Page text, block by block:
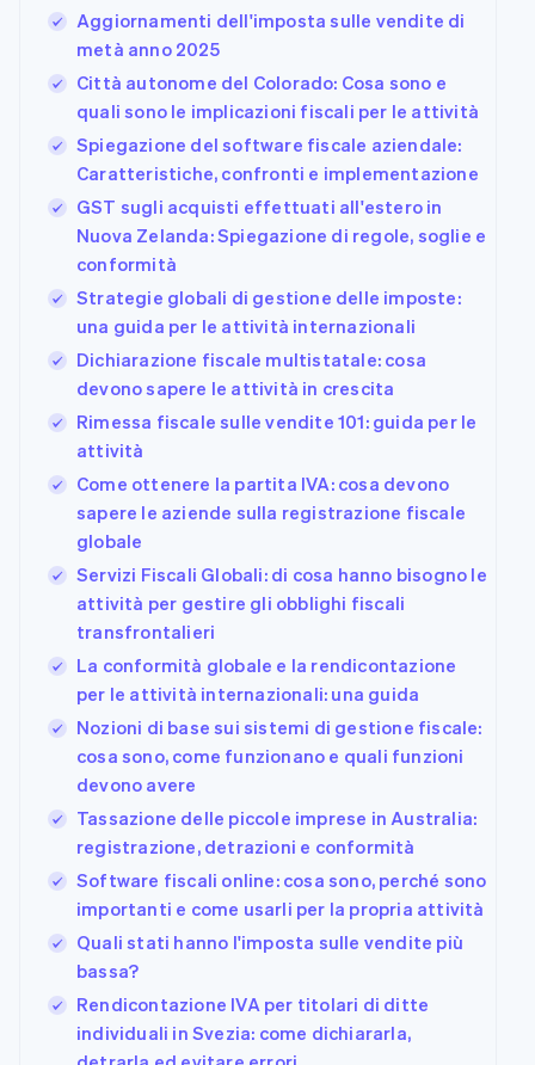
Aggiornamenti dell'imposta sulle vendite di
metà anno 2025
Città autonome del Colorado: Cosa sono e
quali sono le implicazioni fiscali per le attività
Spiegazione del software fiscale aziendale:
Caratteristiche, confronti e implementazione
GST sugli acquisti effettuati all'estero in
Nuova Zelanda: Spiegazione di regole, soglie e
conformità
Strategie globali di gestione delle imposte:
una guida per le attività internazionali
Dichiarazione fiscale multistatale: cosa
devono sapere le attività in crescita
Rimessa fiscale sulle vendite 101: guida per le
attività
Come ottenere la partita IVA: cosa devono
sapere le aziende sulla registrazione fiscale
globale
Servizi Fiscali Globali: di cosa hanno bisogno le
attività per gestire gli obblighi fiscali
transfrontalieri
La conformità globale e la rendicontazione
per le attività internazionali: una guida
Nozioni di base sui sistemi di gestione fiscale:
cosa sono, come funzionano e quali funzioni
devono avere
Tassazione delle piccole imprese in Australia:
registrazione, detrazioni e conformità
Software fiscali online: cosa sono, perché sono
importanti e come usarli per la propria attività
Quali stati hanno l'imposta sulle vendite più
bassa?
Rendicontazione IVA per titolari di ditte
individuali in Svezia: come dichiararla,